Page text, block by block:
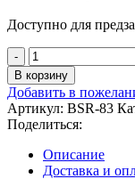
Доступно для
Количество
товара
RADWIMPS
-
FOREVER
DAZE
В корзину
Добавить в
Артикул: BSR-83
Поделиться:
Описание
Доставка и